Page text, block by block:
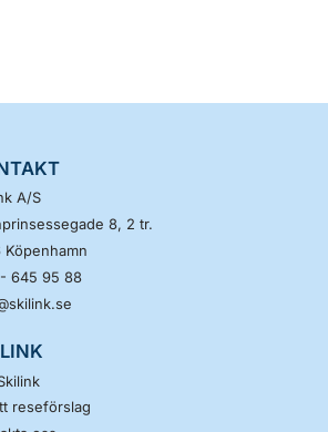
A/S
8, 2 tr.
Köpenhamn
645 95 88
reseförslag